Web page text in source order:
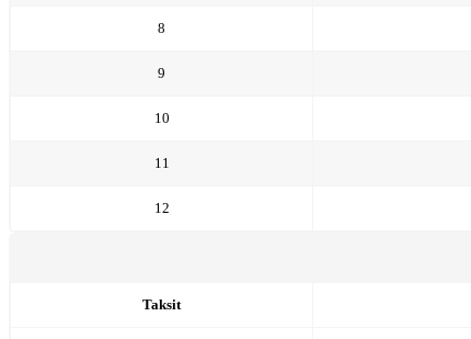
8
9
10
11
12
Taksit